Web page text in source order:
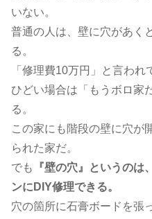
いない。
普通の人は、壁に穴があく
る。
「修理費10万円」と言われ
ひどい場合は「もうボロ家
る。
この家にも階段の壁に穴が
られた家だ。
でも
『壁の穴』というのは
ンにDIY修理できる。
穴の箇所に石膏ボードを張